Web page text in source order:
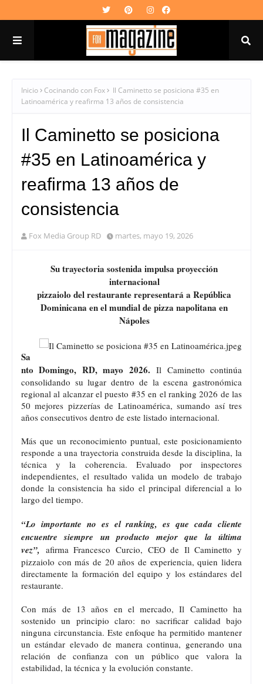
Inicio Cocinando con Fox
Il Caminetto se posiciona #35 en
Latinoamérica y reafirma 13 años de consistencia
Il Caminetto se posiciona
#35 en Latinoamérica y
reafirma 13 años de
consistencia
Fox Media Group RD martes, mayo 19, 2026
Su trayectoria sostenida impulsa proyección
internacional
pizzaiolo del restaurante representará a República
Dominicana en el mundial de pizza napolitana en
Nápoles
Sa
nto Domingo, RD, mayo 2026. Il Caminetto continúa
consolidando su lugar dentro de la escena gastronómica
regional al alcanzar el puesto #35 en el ranking 2026 de las
50 mejores pizzerías de Latinoamérica, sumando así tres
años consecutivos dentro de este listado internacional.
Más que un reconocimiento puntual, este posicionamiento
responde a una trayectoria construida desde la disciplina, la
técnica y la coherencia. Evaluado por inspectores
independientes, el resultado valida un modelo de trabajo
donde la consistencia ha sido el principal diferencial a lo
largo del tiempo.
“Lo importante no es el ranking, es que cada cliente
encuentre siempre un producto mejor que la última
vez”, afirma Francesco Curcio, CEO de Il Caminetto y
pizzaiolo con más de 20 años de experiencia, quien lidera
directamente la formación del equipo y los estándares del
restaurante.
Con más de 13 años en el mercado, Il Caminetto ha
sostenido un principio claro: no sacrificar calidad bajo
ninguna circunstancia. Este enfoque ha permitido mantener
un estándar elevado de manera continua, generando una
relación de confianza con un público que valora la
estabilidad, la técnica y la evolución constante.